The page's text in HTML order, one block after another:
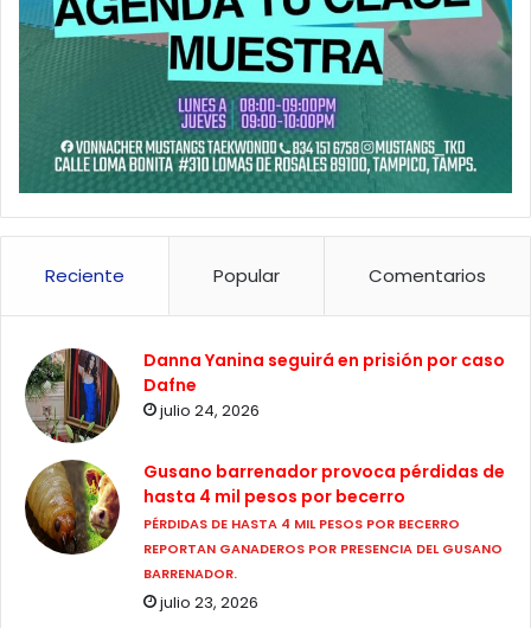
Reciente Popular Comentarios
Danna Yanina seguirá en prisión por caso
Dafne
julio 24, 2026
Gusano barrenador provoca pérdidas de
hasta 4 mil pesos por becerro
PÉRDIDAS DE HASTA 4 MIL PESOS POR BECERRO
REPORTAN GANADEROS POR PRESENCIA DEL GUSANO
BARRENADOR.
julio 23, 2026